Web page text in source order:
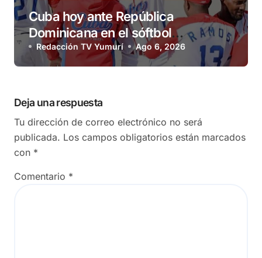
Cuba hoy ante República
Dominicana en el sóftbol
centrocaribeño
Redacción TV Yumurí Ago 6, 2026
Deja una respuesta
Tu dirección de correo electrónico no será
publicada. Los campos obligatorios están marcados
con *
Comentario *